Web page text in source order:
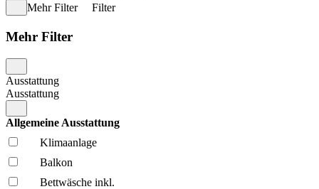
Mehr Filter
Filter
Mehr Filter
Ausstattung
Ausstattung
Allgemeine Ausstattung
Klima­anlage
Balkon
Bettwäsche inkl.